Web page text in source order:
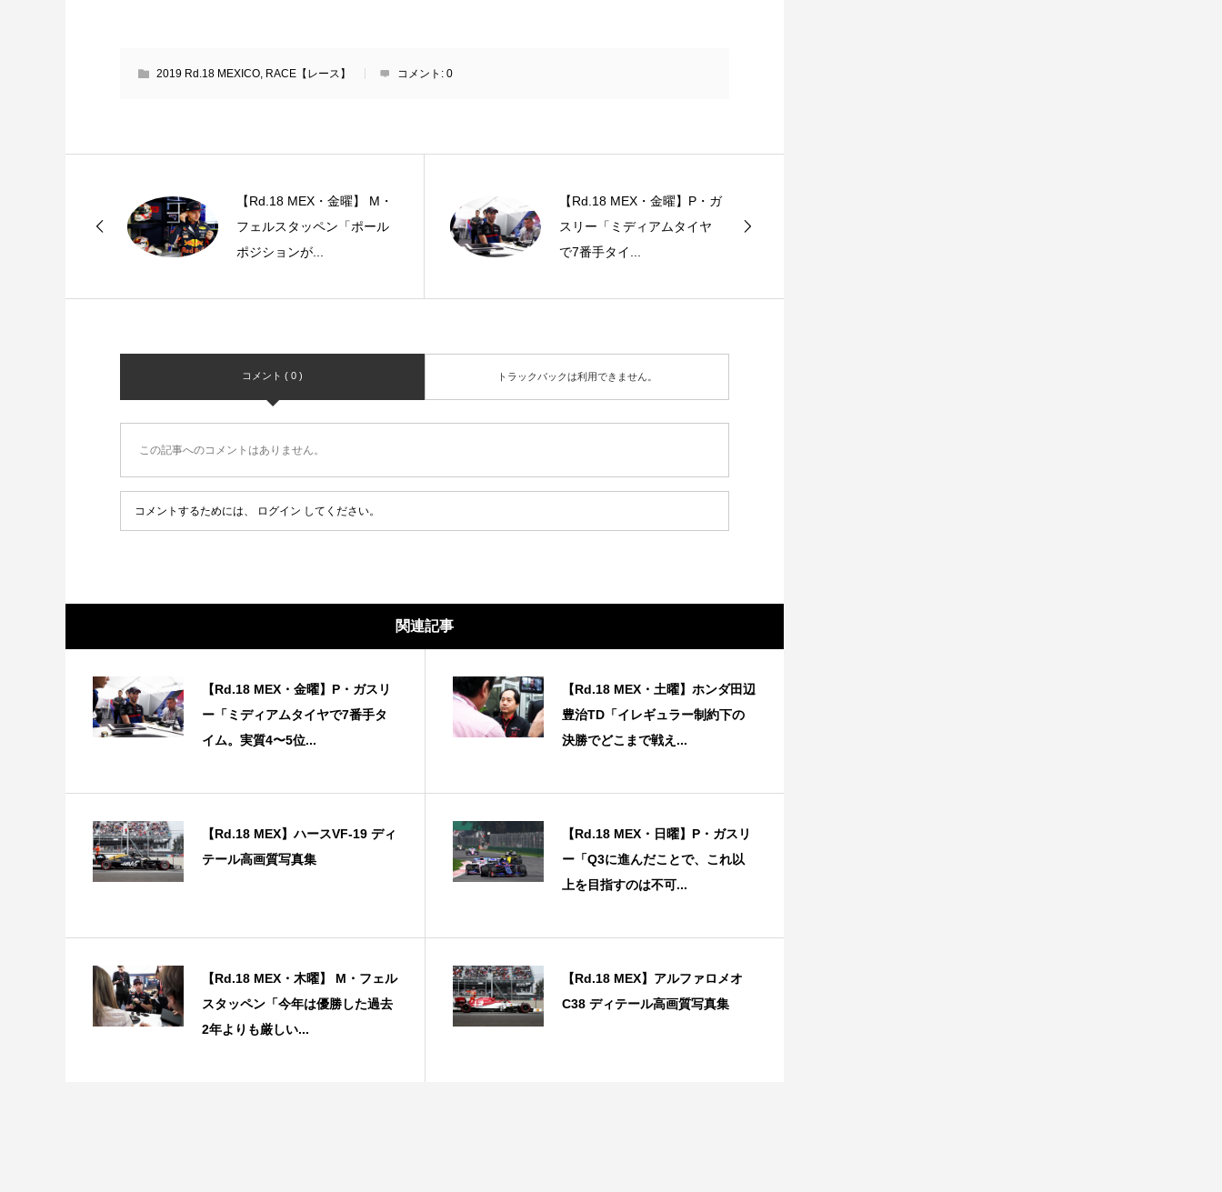
2019 Rd.18 MEXICO, RACE【レース】 コメント: 0
【Rd.18 MEX・金曜】 M・
フェルスタッペン「ポール
ポジションが...
【Rd.18 MEX・金曜】P・ガ
スリー「ミディアムタイヤ
で7番手タイ...
コメント ( 0 ) トラックバックは利用できません。
この記事へのコメントはありません。
コメントするためには、 ログイン してください。
関連記事
【Rd.18 MEX・金曜】P・ガスリ
ー「ミディアムタイヤで7番手タ
イム。実質4〜5位...
【Rd.18 MEX・土曜】ホンダ田辺
豊治TD「イレギュラー制約下の
決勝でどこまで戦え...
【Rd.18 MEX】ハースVF-19 ディ
テール高画質写真集
【Rd.18 MEX・日曜】P・ガスリ
ー「Q3に進んだことで、これ以
上を目指すのは不可...
【Rd.18 MEX・木曜】 M・フェル
スタッペン「今年は優勝した過去
2年よりも厳しい...
【Rd.18 MEX】アルファロメオ
C38 ディテール高画質写真集